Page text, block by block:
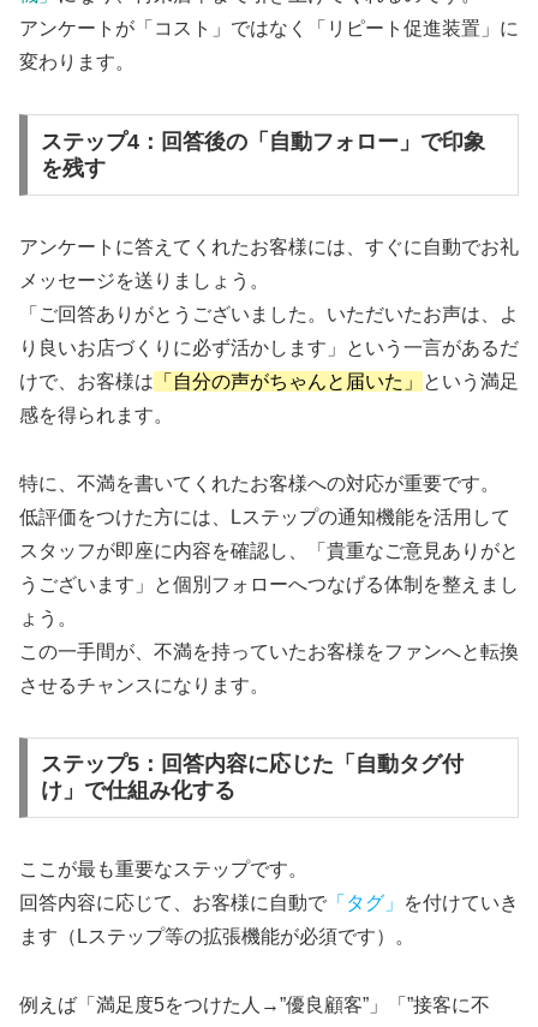
アンケートが「コスト」ではなく「リピート促進装置」に
変わります。
ステップ4：回答後の「自動フォロー」で印象
を残す
アンケートに答えてくれたお客様には、すぐに自動でお礼
メッセージを送りましょう。
「ご回答ありがとうございました。いただいたお声は、よ
り良いお店づくりに必ず活かします」という一言があるだ
けで、お客様は 「自分の声がちゃんと届いた」
という満足
感を得られます。
特に、不満を書いてくれたお客様への対応が重要です。
低評価をつけた方には、Lステップの通知機能を活用して
スタッフが即座に内容を確認し、「貴重なご意見ありがと
うございます」と個別フォローへつなげる体制を整えまし
ょう。
この一手間が、不満を持っていたお客様をファンへと転換
させるチャンスになります。
ステップ5：回答内容に応じた「自動タグ付
け」で仕組み化する
ここが最も重要なステップです。
回答内容に応じて、お客様に自動で 「タグ」
を付けていき
ます（Lステップ等の拡張機能が必須です）。
例えば「満足度5をつけた人→”優良顧客”」「”接客に不